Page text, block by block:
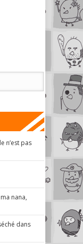
n’est pas
nana,
dans